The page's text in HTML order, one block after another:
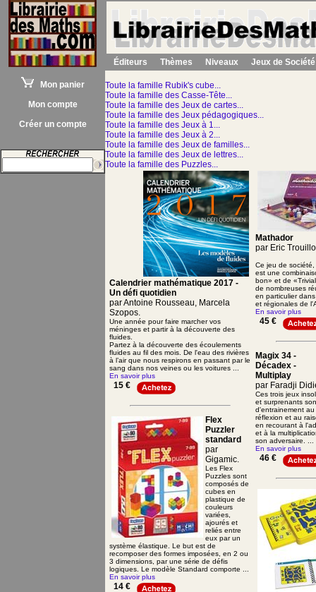
Mon panier
Mon compte
Créer un compte
Éditeurs Thèmes Niveaux Jeux de Société
Toute la famille Rubik's cube...
Toute la famille des Casse-Tête...
Toute la famille des Jeux de cartes...
Toute la famille des Jeux pédagogiques...
Toute la famille des Jeux à 1...
Toute la famille des Jeux à 2...
Toute la famille des Jeux de familles...
Toute la famille des Jeux de lettres...
Toute la famille des Puzzles...
Calendrier mathématique 2017 -
Un défi quotidien
par Antoine Rousseau, Marcela
Szopos.
Une année pour faire marcher vos
méninges et partir à la découverte des
fluides.
Partez à la découverte des écoulements
fluides au fil des mois. De l'eau des rivières
à l’air que nous respirons en passant par le
sang dans nos veines ou les voitures ...
En savoir plus
15 €
Flex
Puzzler
standard
par
Gigamic.
Les Flex
Puzzles sont
composés de
cubes en
plastique de
couleurs
variées,
ajourés et
reliés entre
eux par un
système élastique. Le but est de
recomposer des formes imposées, en 2 ou
3 dimensions, par une série de défis
logiques. Le modèle Standard comporte ...
En savoir plus
14 €
Mathador
par Eric
Ce jeu de
est une
bon» et de
de nombreuses
en particulier
et régionales de
En savoir plus
45 €
Magix 34 -
Décadex -
Multiplay
par Faradji
Ces trois jeux
et surprenants
d'entrainement
réflexion et au
en recourant à
et à la
son adversaire. ...
En savoir plus
46 €